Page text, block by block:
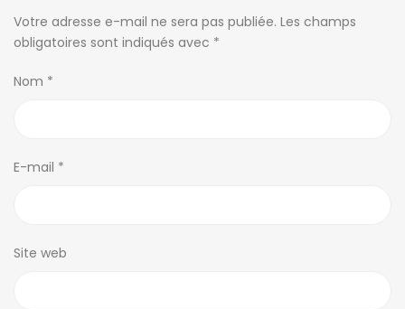
Votre adresse e-mail ne sera pas publiée. Les champs
obligatoires sont indiqués avec *
Nom *
E-mail *
Site web